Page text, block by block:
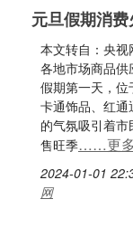
元旦假期消
本文转自：央视
各地市场商品
假期第一天，
卡通饰品、红
的气氛吸引着
售旺季……更
2024-01-01
网